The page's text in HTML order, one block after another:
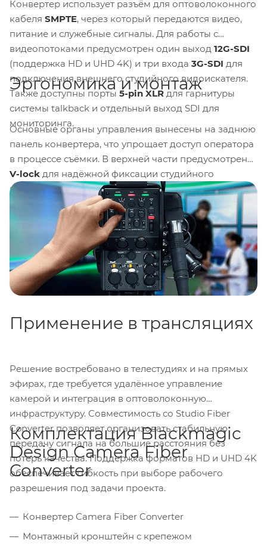
Конвертер использует разъём для оптоволоконного
кабеля SMPTE, через который передаются видео,
питание и служебные сигналы. Для работы с
видеопотоками предусмотрен один выход 12G-SDI
(поддержка HD и UHD 4K) и три входа 3G-SDI для
подключения внешнего студийного видоискателя.
Также доступны порты 5-pin XLR для гарнитуры
системы talkback и отдельный выход SDI для
мониторинга.
Эргономика и монтаж
Основные органы управления вынесены на заднюю
панель конвертера, что упрощает доступ оператора
в процессе съёмки. В верхней части предусмотрен
V-lock для надёжной фиксации студийного
видоискателя. Монтажный кронштейн с крепежом
из комплекта обеспечивает быструю и жёсткую
установку устройства на корпус камеры без люфтов.
Применение в трансляциях
Решение востребовано в телестудиях и на прямых
эфирах, где требуется удалённое управление
камерой и интеграция в оптоволоконную
инфраструктуру. Совместимость со Studio Fiber
Converter позволяет организовать стабильную
передачу сигнала на большие расстояния без
потерь качества. Поддержка форматов HD и UHD 4K
обеспечивает гибкость при выборе рабочего
разрешения под задачи проекта.
Комплектация Blackmagic
Design Camera Fiber
Converter
Конвертер Camera Fiber Converter
Монтажный кронштейн с крепежом